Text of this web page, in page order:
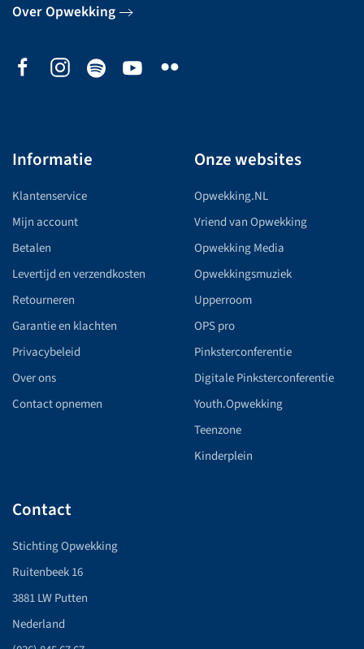
Over Opwekking
Informatie
Klantenservice
Mijn account
Betalen
Levertijd en verzendkosten
Retourneren
Garantie en klachten
Privacybeleid
Over ons
Contact opnemen
Onze websites
Opwekking.NL
Vriend van Opwekking
Opwekking Media
Opwekkingsmuziek
Upperroom
OPS pro
Pinksterconferentie
Digitale Pinksterconferentie
Youth.Opwekking
Teenzone
Kinderplein
Contact
Stichting Opwekking
Ruitenbeek 16
3881 LW Putten
Nederland